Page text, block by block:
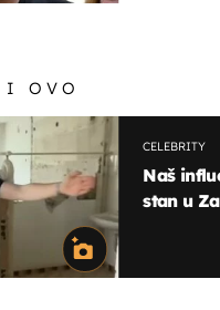
I OVO
CELEBRITY
Naš
stan u